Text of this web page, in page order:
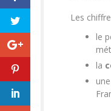
Les
le
la